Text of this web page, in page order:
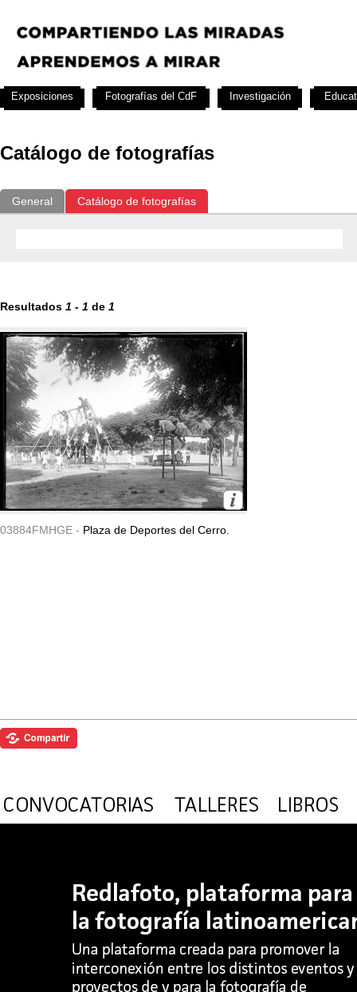
Catálogo de fotografías
General Catálogo de fotografías
Resultados 1 - 1 de 1
03884FMHGE - Plaza de Deportes del Cerro.
Exposiciones Fotografías del CdF Investigación